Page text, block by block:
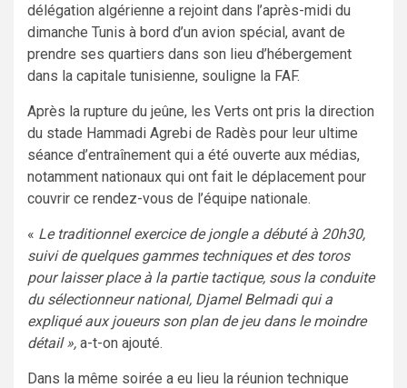
délégation algérienne a rejoint dans l’après-midi du
dimanche Tunis à bord d’un avion spécial, avant de
prendre ses quartiers dans son lieu d’hébergement
dans la capitale tunisienne, souligne la FAF.
Après la rupture du jeûne, les Verts ont pris la direction
du stade Hammadi Agrebi de Radès pour leur ultime
séance d’entraînement qui a été ouverte aux médias,
notamment nationaux qui ont fait le déplacement pour
couvrir ce rendez-vous de l’équipe nationale.
« Le traditionnel exercice de jongle a débuté à 20h30,
suivi de quelques gammes techniques et des toros
pour laisser place à la partie tactique, sous la conduite
du sélectionneur national, Djamel Belmadi qui a
expliqué aux joueurs son plan de jeu dans le moindre
détail », a-t-on ajouté.
Dans la même soirée a eu lieu la réunion technique